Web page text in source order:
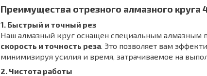
Преимущества отрезного алмазного круга
1. Быстрый и точный рез
Наш алмазный круг оснащен специальным алмазным
скорость и точность реза. Это позволяет вам
минимизируя усилия и время, затрачиваемое на
2. Чистота работы